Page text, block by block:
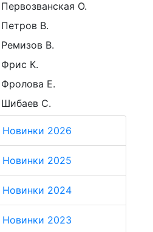
Первозванская О.
Петров В.
Ремизов В.
Фрис К.
Фролова Е.
Шибаев С.
Новинки 2026
Новинки 2025
Новинки 2024
Новинки 2023